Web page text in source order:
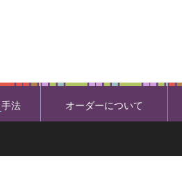
手法 オーダーについて